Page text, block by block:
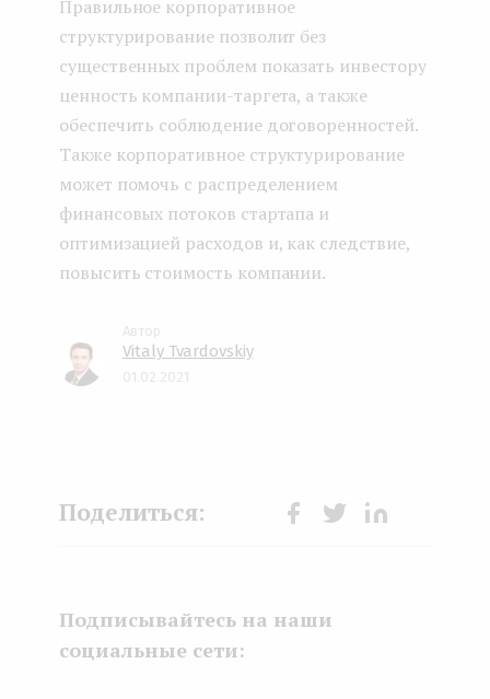
Правильное корпоративное
структурирование позволит без
существенных проблем показать инвестору
ценность компании-таргета, а также
обеспечить соблюдение договоренностей.
Также корпоративное структурирование
может помочь с распределением
финансовых потоков стартапа и
оптимизацией расходов и, как следствие,
повысить стоимость компании.
Vitaly Tvardovskiy
01.02.2021
k
Подписывайтесь на наши
социальные сети: